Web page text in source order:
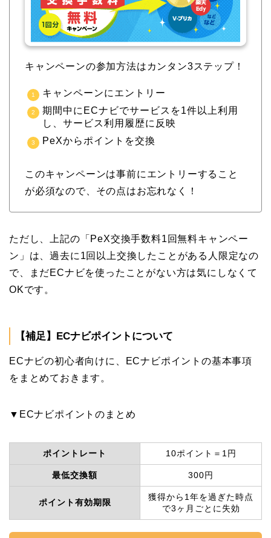
キャンペーンの参加方法はカンタン3ステップ！
キャンペーンにエントリー
期間中にECナビでサービスを1件以上利用
し、サービス利用履歴に反映
PeXからポイントを交換
このキャンペーンは事前にエントリーすること
が必須なので、その点はお忘れなく！
ただし、上記の「PeX交換手数料1回無料キャンペー
ン」は、過去に1回以上交換したことがある人限定なの
で、まだECナビを使ったことがない方は気にしなくて
OKです。
【補足】ECナビポイントについて
ECナビの初心者向けに、ECナビポイントの基本事項
をまとめておきます。
▼ECナビポイントのまとめ
ポイントレート 10ポイント＝1円
最低交換額 300円
ポイント有効期限
獲得から1年を過ぎた時点
で3ヶ月ごとに失効